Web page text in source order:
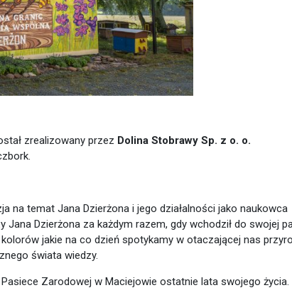
zrealizowany przez Dolina Stobrawy Sp. z o. o.
na temat Jana Dzierżona i jego działalności jako naukowca
Dzierżona za każdym razem, gdy wchodził do swojej
jakie na co dzień spotykamy w otaczającej nas
świata wiedzy.
Zarodowej w Maciejowie ostatnie lata swojego życia.